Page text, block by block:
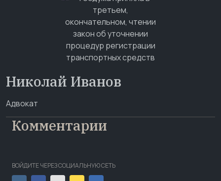
Николай Иванов
Адвокат
Комментарии
ВОЙДИТЕ ЧЕРЕЗ СОЦИАЛЬНУЮ СЕТЬ